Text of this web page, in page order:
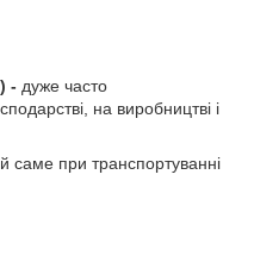
- дуже часто
на виробництві і
саме при транспортуванні